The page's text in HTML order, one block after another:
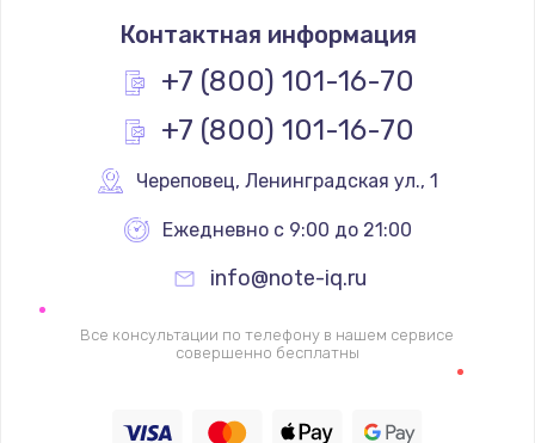
Контактная информация
+7 (800) 101-16-70
+7 (800) 101-16-70
Череповец, Ленинградская ул., 1
Ежедневно с 9:00 до 21:00
info@note-iq.ru
Все консультации по телефону в нашем сервисе
совершенно бесплатны